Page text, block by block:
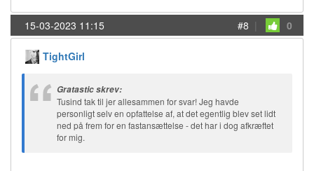
15-03-2023 11:15 #8 | 0
TightGirl
Gratastic skrev:
Tusind tak til jer allesammen for svar! Jeg havde
personligt selv en opfattelse af, at det egentlig blev set lidt
ned på frem for en fastansættelse - det har i dog afkræftet
for mig.